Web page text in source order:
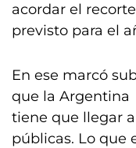
acordar el
previsto para el
En ese marcó
que la Argentina
tiene que llegar
públicas. Lo que